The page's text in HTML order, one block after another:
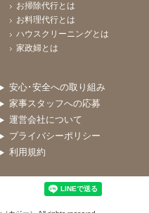
お掃除代行とは
お料理代行とは
ハウスクリーニングとは
家政婦とは
安心･安全への取り組み
家事スタッフへの応募
運営会社について
プライバシーポリシー
利用規約